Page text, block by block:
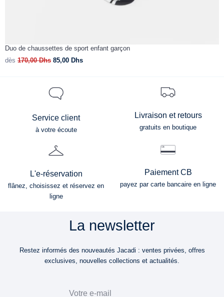
Duo de chaussettes de sport enfant garçon
dès 170,00Dhs 85,00 Dhs
Service client
à votre écoute
Livraison et retours
gratuits en boutique
L'e-réservation
flânez, choisissez et réservez en
ligne
Paiement CB
payez par carte bancaire en ligne
La newsletter
Restez informés des nouveautés Jacadi : ventes privées, offres
exclusives, nouvelles collections et actualités.